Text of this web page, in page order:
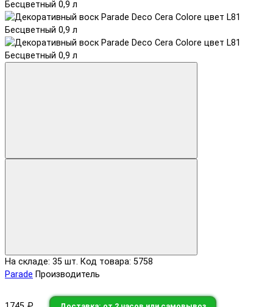
На складе: 35 шт. Код товара: 5758
Parade Производитель